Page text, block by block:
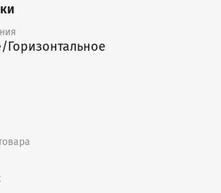
и цинковым покрытием,
элемент — из нержавеющей стали.
оснащен двухступенчатой
Воздухонагреватель
регулятором температуры
работать с внешним электронным
ТС.
потока 1,5 м/с. Канальный
обеспечивает максимальную
на выходе +50°С.
Горизонтальное